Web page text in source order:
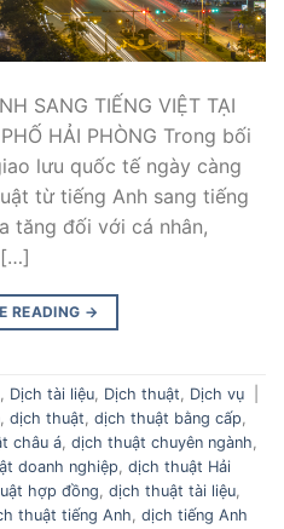
SANG TIẾNG VIỆT TẠI
HẢI PHÒNG Trong bối
lưu quốc tế ngày càng
từ tiếng Anh sang tiếng
tăng đối với cá nhân,
[…]
READING →
, Dịch tài liệu, Dịch thuật, Dịch vụ
, dịch thuật, dịch thuật bằng cấp,
châu á, dịch thuật chuyên ngành,
doanh nghiệp, dịch thuật Hải
hợp đồng, dịch thuật tài liệu,
thuật tiếng Anh, dịch tiếng Anh